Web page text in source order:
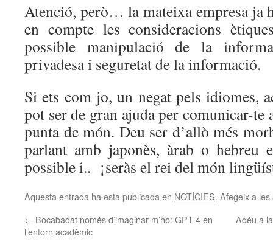
Atenció, però… la mateixa empresa ja
en compte les consideracions
possible manipulació de la
privadesa i seguretat de la informació.
Si ets com jo, un negat pels idiomes,
pot ser de gran ajuda per comunicar-te
punta de món. Deu ser d’allò més
parlant amb japonès, àrab o hebreu
possible i.. ¡seràs el rei del món
Aquesta entrada ha esta publicada en NOTÍCIES. Afegeix a
← Bocabadat només d’imaginar-m’ho: GPT-4 en
l’entorn acadèmic
Adéu a